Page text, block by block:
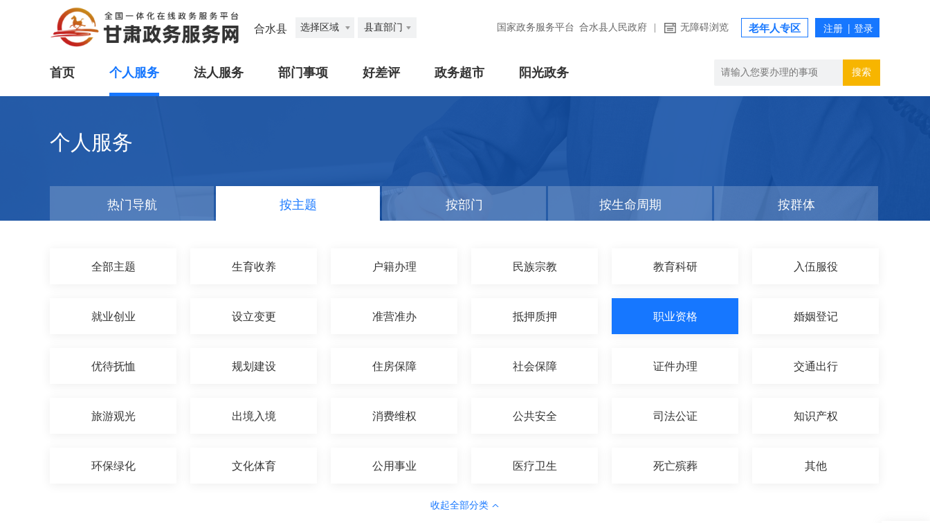
合水县 选择区域 县直部门 国家政务服务平台 合水县人民政府 无障碍浏览 老年人专区
首页 个人服务 法人服务 部门事项 好差评 政务超市 阳光政务 搜索
个人服务
热门导航 按主题 按部门 按生命周期 按群体
全部主题 生育收养 户籍办理 民族宗教 教育科研 入伍服役
就业创业 设立变更 准营准办 抵押质押 职业资格 婚姻登记
优待抚恤 规划建设 住房保障 社会保障 证件办理 交通出行
旅游观光 出境入境 消费维权 公共安全 司法公证 知识产权
环保绿化 文化体育 公用事业 医疗卫生 死亡殡葬 其他
收起全部分类